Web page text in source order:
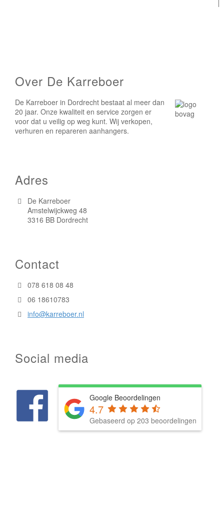
Over De Karreboer
De Karreboer in Dordrecht bestaat al meer dan
20 jaar. Onze kwaliteit en service zorgen er
voor dat u veilig op weg kunt. Wij verkopen,
verhuren en repareren aanhangers.
Adres
De Karreboer
Amstelwijckweg 48
3316 BB Dordrecht
Contact
078 618 08 48
06 18610783
info@karreboer.nl
Social media
Google Beoordelingen
4.7
Gebaseerd op 203 beoordelingen